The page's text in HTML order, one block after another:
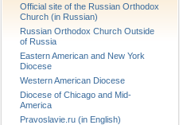
Official site of the Russian Orthodox
Church (in Russian)
Russian Orthodox Church Outside
of Russia
Eastern American and New York
Diocese
Western American Diocese
Diocese of Chicago and Mid-
America
Pravoslavie.ru (in English)